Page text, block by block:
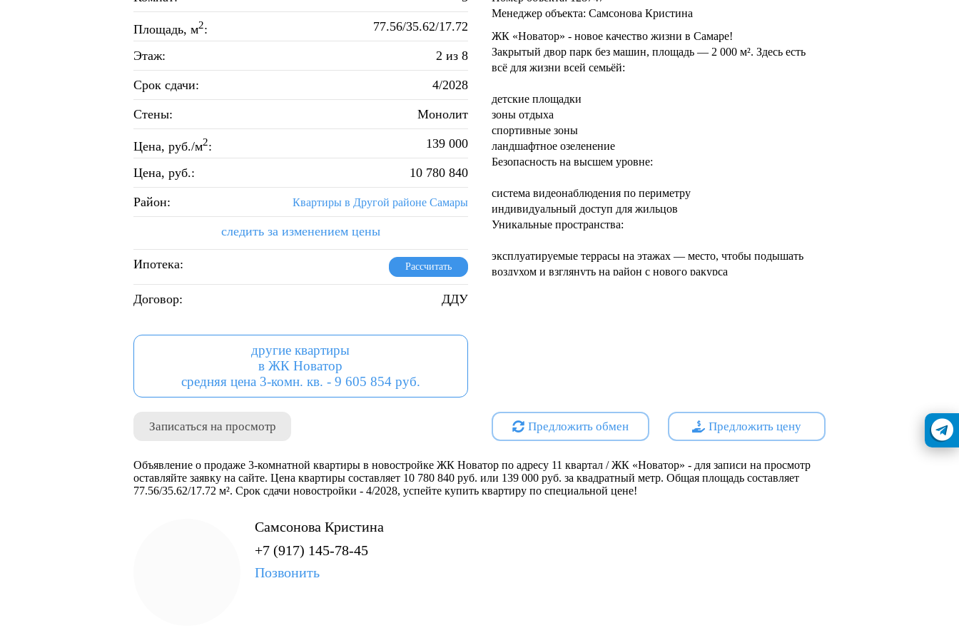
Площадь, м2: 77.56/35.62/17.72
Этаж: 2 из 8
Срок сдачи: 4/2028
Стены: Монолит
Цена, руб./м2: 139 000
Цена, руб.: 10 780 840
Район: Квартиры в Другой районе Самары
следить за изменением цены
Ипотека: Рассчитать
Договор: ДДУ
другие квартиры
в ЖК Новатор
средняя цена 3-комн. кв. - 9 605 854 руб.
Записаться на просмотр
Менеджер объекта: Самсонова Кристина
ЖК «Новатор» - новое качество жизни в Самаре!
Закрытый двор парк без машин, площадь — 2 000 м². Здесь есть
всё для жизни всей семьёй:
детские площадки
зоны отдыха
спортивные зоны
ландшафтное озеленение
Безопасность на высшем уровне:
система видеонаблюдения по периметру
индивидуальный доступ для жильцов
Уникальные пространства:
эксплуатируемые террасы на этажах — место, чтобы подышать
воздухом и взглянуть на район с нового ракурса
гостевой санузел
бесконтактный доступ
умная домофония
Функциональные планировки:
Квартиры с террасами
Предложить обмен Предложить цену
Объявление о продаже 3-комнатной квартиры в новостройке ЖК Новатор по адресу 11 квартал / ЖК «Новатор» - для записи на просмотр
оставляйте заявку на сайте. Цена квартиры составляет 10 780 840 руб. или 139 000 руб. за квадратный метр. Общая площадь составляет
77.56/35.62/17.72 м². Срок сдачи новостройки - 4/2028, успейте купить квартиру по специальной цене!
Самсонова Кристина
+7 (917) 145-78-45
Позвонить